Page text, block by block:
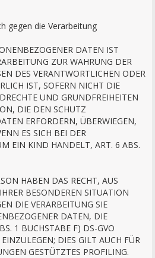
gegen die Verarbeitung
DATEN IST
ZUR WAHRUNG DER
DES VERANTWORTLICHEN ODER
IST, SOFERN NICHT DIE
UND GRUNDFREIHEITEN
DIE DEN SCHUTZ
ERFORDERN, ÜBERWIEGEN,
ES SICH BEI DER
EIN KIND HANDELT, ART. 6 ABS.
HABEN DAS RECHT, AUS
BESONDEREN SITUATION
DIE VERARBEITUNG SIE
DATEN, DIE
1 BUCHSTABE F) DS-GVO
DIES GILT AUCH FÜR
GESTÜTZTES PROFILING.